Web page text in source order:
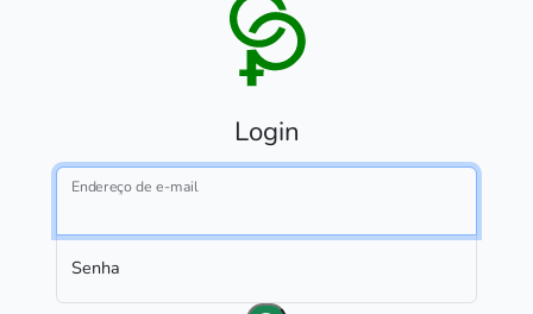
Login
Endereço de e-mail
Senha